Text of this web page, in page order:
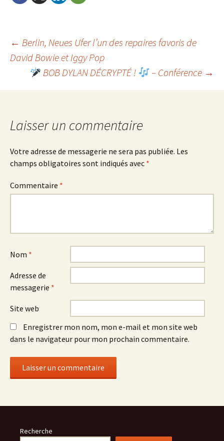
Navigation
← Berlin, Neues Ufer l’un des repaires favoris de
David Bowie et Iggy Pop
BOB DYLAN DÉCRYPTÉ !
– Conférence →
Laisser un commentaire
Votre adresse de messagerie ne sera pas publiée. Les
champs obligatoires sont indiqués avec *
Commentaire *
Nom *
Adresse de
messagerie *
Site web
Enregistrer mon nom, mon e-mail et mon site web
dans le navigateur pour mon prochain commentaire.
Recherche